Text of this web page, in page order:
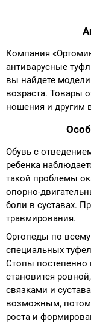
Компания
антиварусные
вы найдете
возраста. Товары
ношения и другим
Обувь с
ребенка
такой проблемы
опорно-
боли в суставах.
травмирования.
Ортопеды по
специальных
Стопы постепенно
становится
связками и
возможным,
роста и